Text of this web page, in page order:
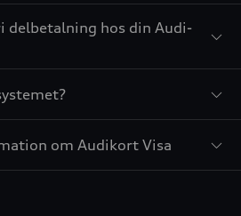
delbetalning hos din Audi-
om Audikort Visa